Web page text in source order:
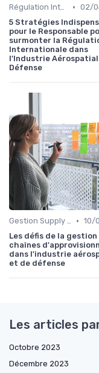
Régulation Internationale • 02/
5 Stratégies
pour le Responsable
surmonter la
Internationale dans
l'Industrie
Défense
Gestion Supply Chain • 10/
Les défis de la gestion
chaînes
dans l'industrie
et de défense
Les articles
Octobre 2023
Décembre 2023